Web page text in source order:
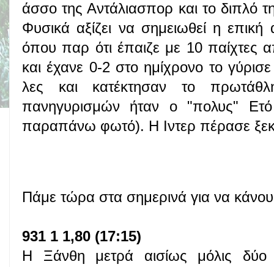
άσσο της Αντάλιασπορ και το διπλό
Φυσικά αξίζει να σημειωθεί η
όπου παρ ότι έπαιζε με 10 παίχτες
και έχανε 0-2 στο ημίχρονο το
λες και κατέκτησαν το
πανηγυρισμών ήταν ο "πολυς"
παραπάνω φωτό). Η Ιντερ πέρασε
Πάμε τώρα στα σημερινά για να
931 1 1,80 (17:15)
Η Ξάνθη μετρά αισίως μόλις δύο